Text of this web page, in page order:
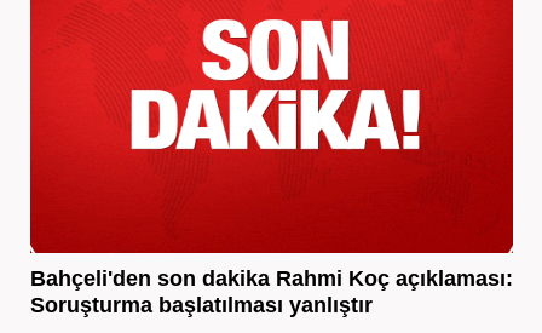
Bahçeli'den son dakika Rahmi Koç açıklaması:
Soruşturma başlatılması yanlıştır